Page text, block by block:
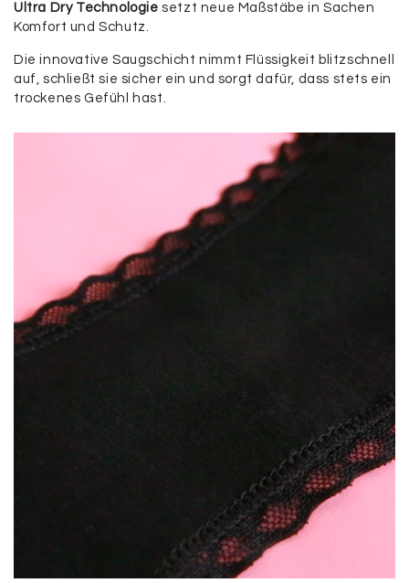
Ultra Dry Technologie setzt neue Maßstäbe in Sachen
Komfort und Schutz.
Die innovative Saugschicht nimmt Flüssigkeit blitzschnell
auf, schließt sie sicher ein und sorgt dafür, dass stets ein
trockenes Gefühl hast.